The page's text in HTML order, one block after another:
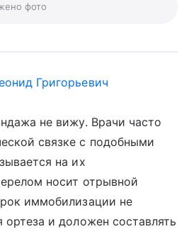
фото
Григорьевич
не вижу. Врачи часто
связке с подобными
на их
носит отрывной
иммобилизации не
ортеза и доложен составлять